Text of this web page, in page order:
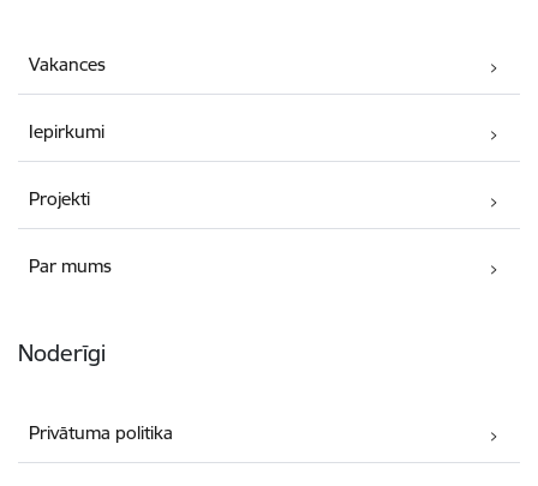
Vakances
Iepirkumi
Projekti
Par mums
Noderīgi
Privātuma politika